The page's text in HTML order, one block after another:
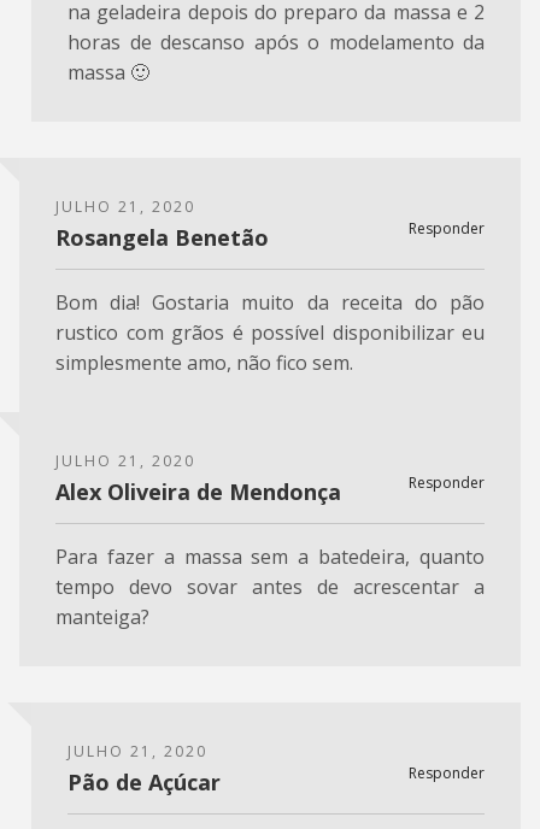
na geladeira depois do preparo da massa e 2
horas de descanso após o modelamento da
massa 🙂
JULHO 21, 2020
Responder
Rosangela Benetão
Bom dia! Gostaria muito da receita do pão
rustico com grãos é possível disponibilizar eu
simplesmente amo, não fico sem.
JULHO 21, 2020
Responder
Alex Oliveira de Mendonça
Para fazer a massa sem a batedeira, quanto
tempo devo sovar antes de acrescentar a
manteiga?
JULHO 21, 2020
Responder
Pão de Açúcar